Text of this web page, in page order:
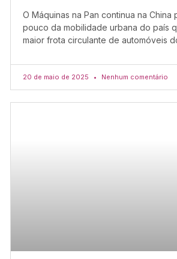
O Máquinas na Pan continua na China
pouco da mobilidade urbana do país
maior frota circulante de automóveis
20 de maio de 2025 Nenhum comentário